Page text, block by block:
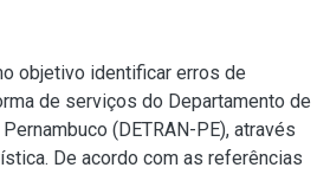
objetivo identificar erros de
de serviços do Departamento de
(DETRAN-PE), através
De acordo com as referências